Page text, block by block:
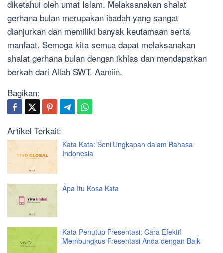
diketahui oleh umat Islam. Melaksanakan shalat
gerhana bulan merupakan ibadah yang sangat
dianjurkan dan memiliki banyak keutamaan serta
manfaat. Semoga kita semua dapat melaksanakan
shalat gerhana bulan dengan ikhlas dan mendapatkan
berkah dari Allah SWT. Aamiin.
Bagikan:
Artikel Terkait:
Kata Kata: Seni Ungkapan dalam Bahasa
Indonesia
Apa Itu Kosa Kata
Kata Penutup Presentasi: Cara Efektif
Membungkus Presentasi Anda dengan Baik